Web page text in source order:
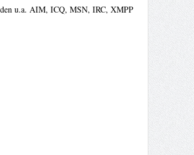
u.a. AIM, ICQ, MSN, IRC, XMPP